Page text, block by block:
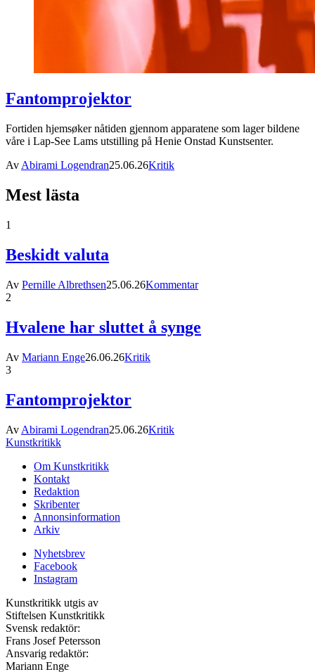
Fantomprojektor
Fortiden hjemsøker nåtiden gjennom apparatene som lager bildene
våre i Lap-See Lams utstilling på Henie Onstad Kunstsenter.
Av Abirami Logendran25.06.26Kritik
Mest lästa
1
Beskidt valuta
Av Pernille Albrethsen25.06.26Kommentar
2
Hvalene har sluttet å synge
Av Mariann Enge26.06.26Kritik
3
Fantomprojektor
Av Abirami Logendran25.06.26Kritik
Kunstkritikk
Om Kunstkritikk
Kontakt
Redaktion
Skribenter
Annonsinformation
Arkiv
Nyhetsbrev
Facebook
Instagram
Kunstkritikk utgis av
Stiftelsen Kunstkritikk
Svensk redaktör:
Frans Josef Petersson
Ansvarig redaktör:
Mariann Enge